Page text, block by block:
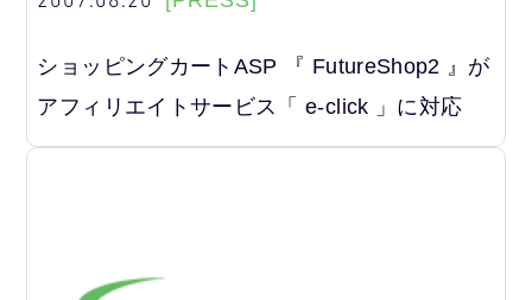
ショッピングカートASP 『 FutureShop2 』が
アフィリエイトサービス「 e-click 」に対応